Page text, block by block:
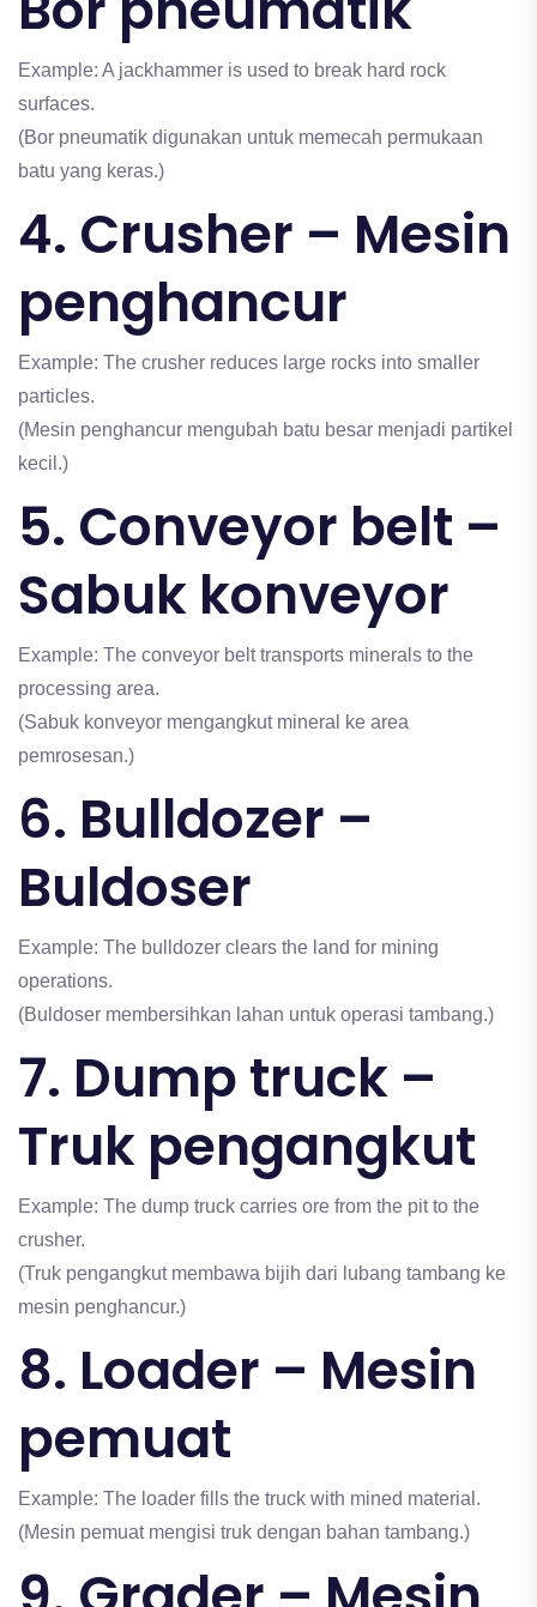
Example: A jackhammer is used to break hard rock
surfaces.
(Bor pneumatik digunakan untuk memecah permukaan
batu yang keras.)
4. Crusher – Mesin
penghancur
Example: The crusher reduces large rocks into smaller
particles.
(Mesin penghancur mengubah batu besar menjadi partikel
kecil.)
5. Conveyor belt –
Sabuk konveyor
Example: The conveyor belt transports minerals to the
processing area.
(Sabuk konveyor mengangkut mineral ke area
pemrosesan.)
6. Bulldozer –
Buldoser
Example: The bulldozer clears the land for mining
operations.
(Buldoser membersihkan lahan untuk operasi tambang.)
7. Dump truck –
Truk pengangkut
Example: The dump truck carries ore from the pit to the
crusher.
(Truk pengangkut membawa bijih dari lubang tambang ke
mesin penghancur.)
8. Loader – Mesin
pemuat
Example: The loader fills the truck with mined material.
(Mesin pemuat mengisi truk dengan bahan tambang.)